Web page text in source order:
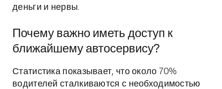
деньги и нервы.
Почему важно иметь доступ к
ближайшему автосервису?
Статистика показывает, что около 70%
водителей сталкиваются с необходимостью